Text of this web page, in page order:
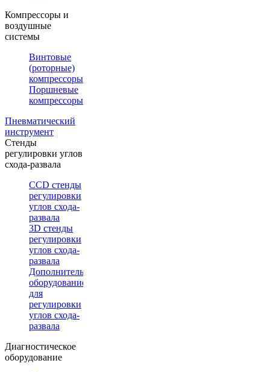
Компрессоры и
воздушные
системы
Винтовые
(роторные)
компрессоры
Поршневые
компрессоры
Пневматический
инструмент
Стенды
регулировки углов
схода-развала
CCD стенды
регулировки
углов схода-
развала
3D стенды
регулировки
углов схода-
развала
Дополнительное
оборудование
для
регулировки
углов схода-
развала
Диагностическое
оборудование